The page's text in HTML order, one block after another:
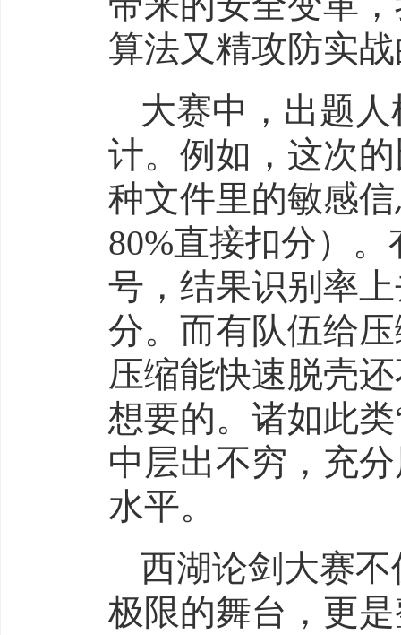
算法又精攻防实
大赛中，出题
计。例如，这次
种文件里的敏感
80%直接扣分）
号，结果识别率
分。而有队伍给
压缩能快速脱壳
想要的。诸如此
中层出不穷，充
水平。
西湖论剑大赛
极限的舞台，更